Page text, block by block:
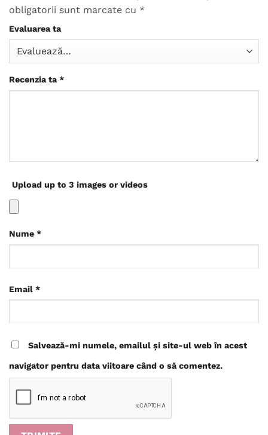
obligatorii sunt marcate cu *
Evaluarea ta
Recenzia ta *
Upload up to 3 images or videos
Nume *
Email *
Salvează-mi numele, emailul și site-ul web în acest
navigator pentru data viitoare când o să comentez.